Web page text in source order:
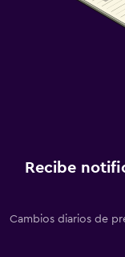
Recibe
Cambios diarios de